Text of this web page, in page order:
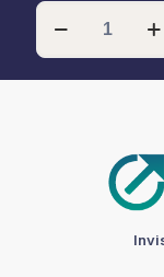
PÓS-
GRADUAÇÃO
EM